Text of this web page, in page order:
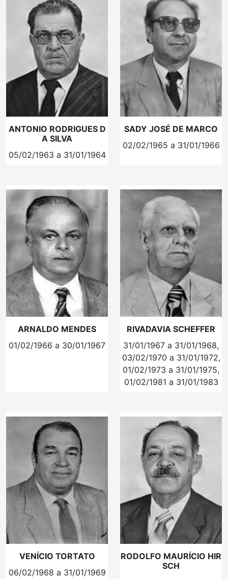
ANTONIO RODRIGUES D
A SILVA
05/02/1963 a 31/01/1964
SADY JOSÉ DE MARCO
02/02/1965 a 31/01/1966
ARNALDO MENDES
01/02/1966 a 30/01/1967
RIVADAVIA SCHEFFER
31/01/1967 a 31/01/1968,
03/02/1970 a 31/01/1972,
01/02/1973 a 31/01/1975,
01/02/1981 a 31/01/1983
VENÍCIO TORTATO
06/02/1968 a 31/01/1969
RODOLFO MAURÍCIO HIR
SCH